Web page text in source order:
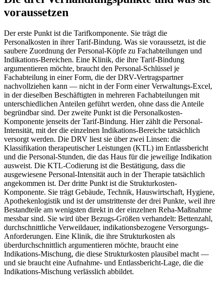
voraussetzen
Der erste Punkt ist die Tarifkomponente. Sie trägt die
Personalkosten in ihrer Tarif-Bindung. Was sie voraussetzt, ist die
saubere Zuordnung der Personal-Köpfe zu Fachabteilungen und
Indikations-Bereichen. Eine Klinik, die ihre Tarif-Bindung
argumentieren möchte, braucht den Personal-Schlüssel je
Fachabteilung in einer Form, die der DRV-Vertragspartner
nachvollziehen kann — nicht in der Form einer Verwaltungs-Excel,
in der dieselben Beschäftigten in mehreren Fachabteilungen mit
unterschiedlichen Anteilen geführt werden, ohne dass die Anteile
begründbar sind. Der zweite Punkt ist die Personalkosten-
Komponente jenseits der Tarif-Bindung. Hier zählt die Personal-
Intensität, mit der die einzelnen Indikations-Bereiche tatsächlich
versorgt werden. Die DRV liest sie über zwei Linsen: die
Klassifikation therapeutischer Leistungen (KTL) im Entlassbericht
und die Personal-Stunden, die das Haus für die jeweilige Indikation
ausweist. Die KTL-Codierung ist die Bestätigung, dass die
ausgewiesene Personal-Intensität auch in der Therapie tatsächlich
angekommen ist. Der dritte Punkt ist die Strukturkosten-
Komponente. Sie trägt Gebäude, Technik, Hauswirtschaft, Hygiene,
Apothekenlogistik und ist der umstrittenste der drei Punkte, weil ihre
Bestandteile am wenigsten direkt in der einzelnen Reha-Maßnahme
messbar sind. Sie wird über Bezugs-Größen verhandelt: Bettenzahl,
durchschnittliche Verweildauer, indikationsbezogene Versorgungs-
Anforderungen. Eine Klinik, die ihre Strukturkosten als
überdurchschnittlich argumentieren möchte, braucht eine
Indikations-Mischung, die diese Strukturkosten plausibel macht —
und sie braucht eine Aufnahme- und Entlassbericht-Lage, die die
Indikations-Mischung verlässlich abbildet.